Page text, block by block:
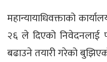
महान्यायाधिवक्ताको
२६ ले दिएको निवेदनलाई
बढाउने तयारी गरेको